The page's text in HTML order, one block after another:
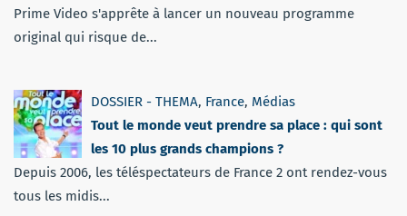
Prime Video s'apprête à lancer un nouveau programme
original qui risque de...
DOSSIER - THEMA, France, Médias
Tout le monde veut prendre sa place : qui sont
les 10 plus grands champions ?
Depuis 2006, les téléspectateurs de France 2 ont rendez-vous
tous les midis...